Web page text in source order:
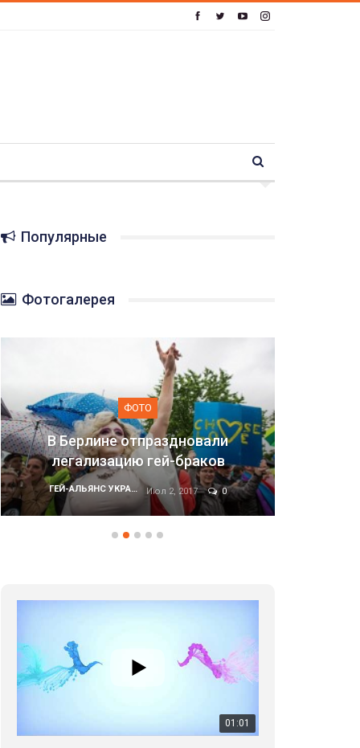
Популярные
Фотогалерея
0
ФОТО
Марш равенства в Киеве, 2017
ГЕЙ-АЛЬЯНС УКРАИНА Июн 20, 2017
01:01